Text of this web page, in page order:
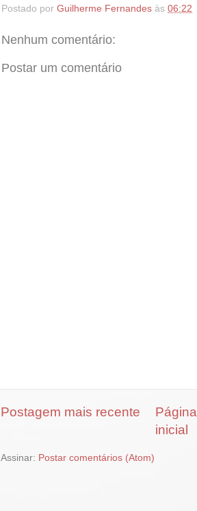
Postado por Guilherme Fernandes às 06:22
Nenhum comentário:
Postar um comentário
Postagem mais recente
Página
inicial
Assinar: Postar comentários (Atom)